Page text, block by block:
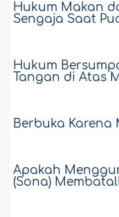
Hukum Makan
Sengaja Saat
Hukum
Tangan di Atas
Berbuka Karena
Apakah
(Sona)